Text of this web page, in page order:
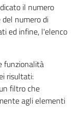
il numero
numero di
ed infine, l'elenco
funzionalità
risultati:
filtro che
agli elementi